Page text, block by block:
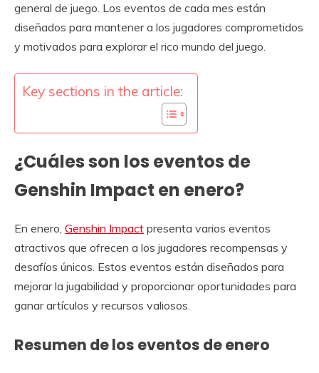
general de juego. Los eventos de cada mes están
diseñados para mantener a los jugadores comprometidos
y motivados para explorar el rico mundo del juego.
Key sections in the article:
¿Cuáles son los eventos de
Genshin Impact en enero?
En enero, Genshin Impact presenta varios eventos
atractivos que ofrecen a los jugadores recompensas y
desafíos únicos. Estos eventos están diseñados para
mejorar la jugabilidad y proporcionar oportunidades para
ganar artículos y recursos valiosos.
Resumen de los eventos de enero